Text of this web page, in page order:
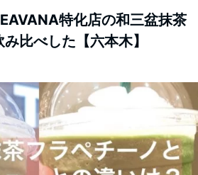
特化店の和三盆抹茶
比べした【六本木】